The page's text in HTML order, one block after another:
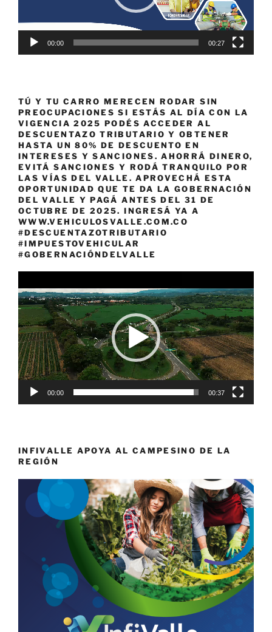
00:00 00:27
TÚ Y TU CARRO MERECEN RODAR SIN
PREOCUPACIONES SI ESTÁS AL DÍA CON LA
VIGENCIA 2025 PODÉS ACCEDER AL
DESCUENTAZO TRIBUTARIO Y OBTENER
HASTA UN 80% DE DESCUENTO EN
INTERESES Y SANCIONES. AHORRÁ DINERO,
EVITÁ SANCIONES Y RODÁ TRANQUILO POR
LAS VÍAS DEL VALLE. APROVECHÁ ESTA
OPORTUNIDAD QUE TE DA LA GOBERNACIÓN
DEL VALLE Y PAGÁ ANTES DEL 31 DE
OCTUBRE DE 2025. INGRESÁ YA A
WWW.VEHICULOSVALLE.COM.CO
#DESCUENTAZOTRIBUTARIO
#IMPUESTOVEHICULAR
#GOBERNACIÓNDELVALLE
de
vídeo
00:00 00:37
INFIVALLE APOYA AL CAMPESINO DE LA
REGIÓN